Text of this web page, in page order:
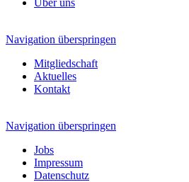
Navigation überspringen
Mitgliedschaft
Aktuelles
Kontakt
Navigation überspringen
Jobs
Impressum
Datenschutz